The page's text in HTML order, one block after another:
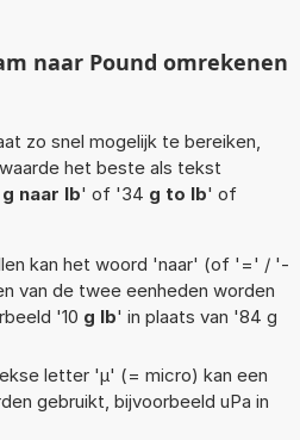
naar Pound omrekenen
zo snel mogelijk te bereiken,
het beste als tekst
g naar lb' of '34 g to lb' of
kan het woord 'naar' (of '=' / '-
van de twee eenheden worden
'10 g lb' in plaats van '84 g
letter 'µ' (= micro) kan een
gebruikt, bijvoorbeeld uPa in